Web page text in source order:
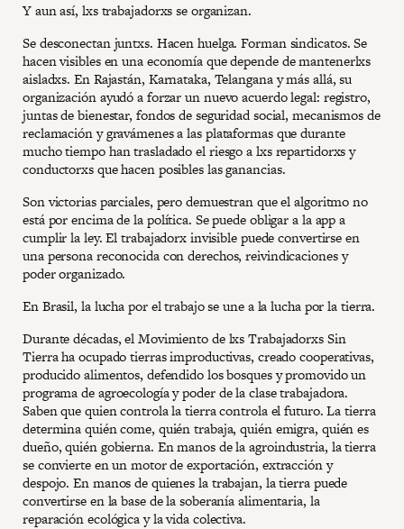
Y aun así, lxs trabajadorxs se organizan.
Se desconectan juntxs. Hacen huelga. Forman sindicatos. Se
hacen visibles en una economía que depende de mantenerlxs
aisladxs. En Rajastán, Karnataka, Telangana y más allá, su
organización ayudó a forzar un nuevo acuerdo legal: registro,
juntas de bienestar, fondos de seguridad social, mecanismos de
reclamación y gravámenes a las plataformas que durante
mucho tiempo han trasladado el riesgo a lxs repartidorxs y
conductorxs que hacen posibles las ganancias.
Son victorias parciales, pero demuestran que el algoritmo no
está por encima de la política. Se puede obligar a la app a
cumplir la ley. El trabajadorx invisible puede convertirse en
una persona reconocida con derechos, reivindicaciones y
poder organizado.
En Brasil, la lucha por el trabajo se une a la lucha por la tierra.
Durante décadas, el Movimiento de lxs Trabajadorxs Sin
Tierra ha ocupado tierras improductivas, creado cooperativas,
producido alimentos, defendido los bosques y promovido un
programa de agroecología y poder de la clase trabajadora.
Saben que quien controla la tierra controla el futuro. La tierra
determina quién come, quién trabaja, quién emigra, quién es
dueño, quién gobierna. En manos de la agroindustria, la tierra
se convierte en un motor de exportación, extracción y
despojo. En manos de quienes la trabajan, la tierra puede
convertirse en la base de la soberanía alimentaria, la
reparación ecológica y la vida colectiva.